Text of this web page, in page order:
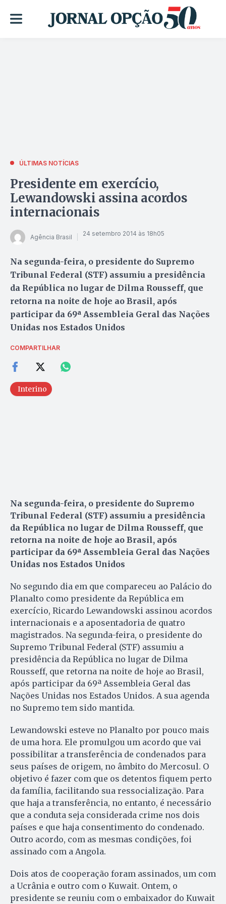
ÚLTIMAS NOTÍCIAS
Presidente em exercício,
Lewandowski assina acordos
internacionais
Agência Brasil 24 setembro 2014 às 18h05
Na segunda-feira, o presidente do Supremo
Tribunal Federal (STF) assumiu a presidência
da República no lugar de Dilma Rousseff, que
retorna na noite de hoje ao Brasil, após
participar da 69ª Assembleia Geral das Nações
Unidas nos Estados Unidos
COMPARTILHAR
Interino
Na segunda-feira, o presidente do Supremo
Tribunal Federal (STF) assumiu a presidência
da República no lugar de Dilma Rousseff, que
retorna na noite de hoje ao Brasil, após
participar da 69ª Assembleia Geral das Nações
Unidas nos Estados Unidos
No segundo dia em que compareceu ao Palácio do
Planalto como presidente da República em
exercício, Ricardo Lewandowski assinou acordos
internacionais e a aposentadoria de quatro
magistrados. Na segunda-feira, o presidente do
Supremo Tribunal Federal (STF) assumiu a
presidência da República no lugar de Dilma
Rousseff, que retorna na noite de hoje ao Brasil,
após participar da 69ª Assembleia Geral das
Nações Unidas nos Estados Unidos. A sua agenda
no Supremo tem sido mantida.
Lewandowski esteve no Planalto por pouco mais
de uma hora. Ele promulgou um acordo que vai
possibilitar a transferência de condenados para
seus países de origem, no âmbito do Mercosul. O
objetivo é fazer com que os detentos fiquem perto
da família, facilitando sua ressocialização. Para
que haja a transferência, no entanto, é necessário
que a conduta seja considerada crime nos dois
países e que haja consentimento do condenado.
Outro acordo, com as mesmas condições, foi
assinado com a Angola.
Dois atos de cooperação foram assinados, um com
a Ucrânia e outro com o Kuwait. Ontem, o
presidente se reuniu com o embaixador do Kuwait